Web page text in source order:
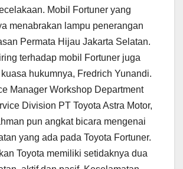
Mobil Fortuner yang
menabrakan lampu penerangan
Permata Hijau Jakarta Selatan.
terhadap mobil Fortuner juga
hukumnya, Fredrich Yunandi.
Manager Workshop Department
Division PT Toyota Astra Motor,
pun angkat bicara mengenai
yang ada pada Toyota Fortuner.
Toyota memiliki setidaknya dua